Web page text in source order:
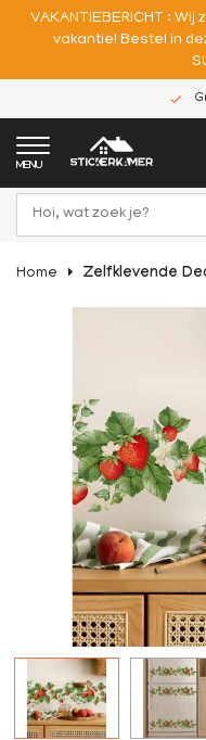
VAKANTIEBERICHT :
vakantie! Bestel in
MENU
Home Zelfklevende